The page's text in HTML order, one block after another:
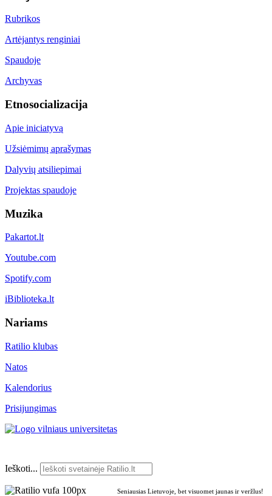
Rubrikos
Artėjantys renginiai
Spaudoje
Archyvas
Etnosocializacija
Apie iniciatyvą
Užsiėmimų aprašymas
Dalyvių atsiliepimai
Projektas spaudoje
Muzika
Pakartot.lt
Youtube.com
Spotify.com
iBiblioteka.lt
Nariams
Ratilio klubas
Natos
Kalendorius
Prisijungimas
Ieškoti...
Seniausias Lietuvoje, bet visuomet jaunas ir veržlus!